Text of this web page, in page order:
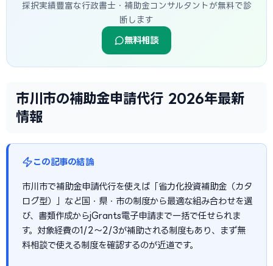
採択実績豊富な行政書士・補助金コンサルタントが無料で診
断します
無料相談
市川市の補助金申請代行 2026年最新
情報
この記事の結論
市川市で補助金申請代行を使えば「省力化投資補助金（カタ
ログ型）」など国・県・市の制度から最適な組み合わせを選
び、書類作成からjGrants電子申請まで一括で任せられま
す。対象経費の1/2〜2/3が補助される制度もあり、まず無
料相談で使える制度を確認するのが近道です。